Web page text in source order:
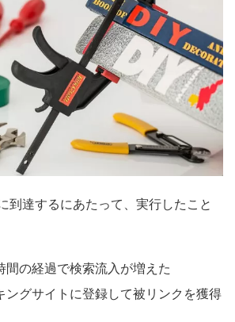
到達するにあたって、実行したこと
間の経過で検索流入が増えた
ングサイトに登録して被リンクを獲得